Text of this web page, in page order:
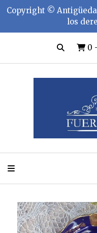
Copyright ©️
los
0